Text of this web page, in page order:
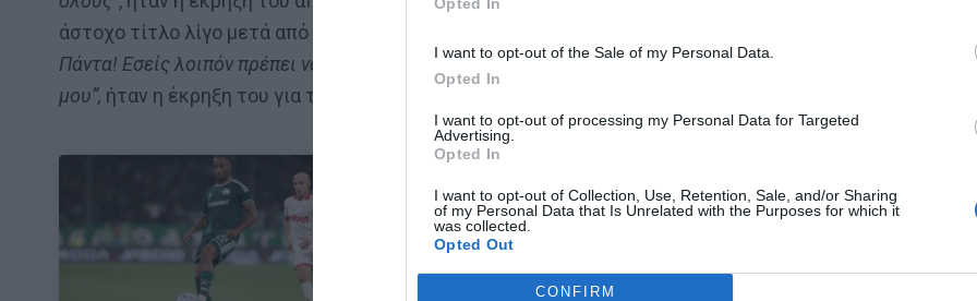
I want to opt-out of the Sale of my Personal Data.
Opted In
I want to opt-out of processing my Personal Data for Targeted
Advertising.
Opted In
I want to opt-out of Collection, Use, Retention, Sale, and/or Sharing
of my Personal Data that Is Unrelated with the Purposes for which it
was collected.
Opted Out
CONFIRM
άστοχο τίτλο λίγο μετά από μία ήττα από τη Σίλκεμποργκ:
Πάντα! Εσείς λοιπόν πρέπει να γράφετε σωστά, όσα λέω και να μην παίζετε βρώμικα παιχνίδια στην πλάτη
μου”, ήταν η έκρηξη του για την οποία απολογήθηκε μερικές ημέρες αργότερα.
Η αλήθεια για τον Ετιέν Καμαρά